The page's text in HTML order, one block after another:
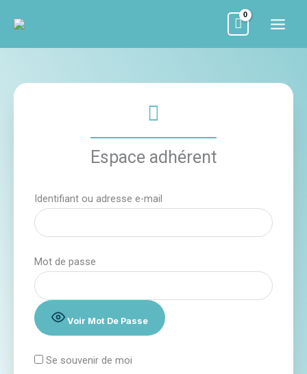
contenu
Espace adhérent
Identifiant ou adresse e-mail
Mot de passe
Voir Mot De Passe
Se souvenir de moi